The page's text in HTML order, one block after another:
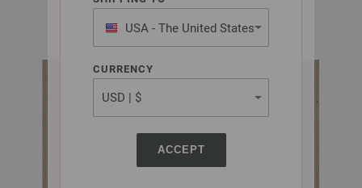
USA - The United States
of America
CURRENCY
ACCEPT
FILATI No. 70 | Model 30